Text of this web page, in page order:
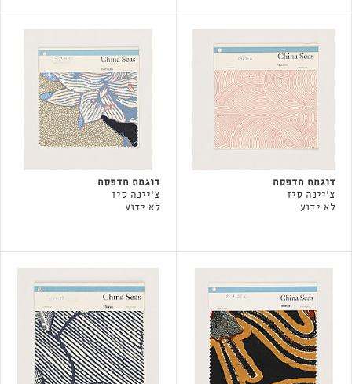
דוגמת הדפסה
צ'יינה סיז
לא ידוע
דוגמת הדפסה
צ'יינה סיז
לא ידוע